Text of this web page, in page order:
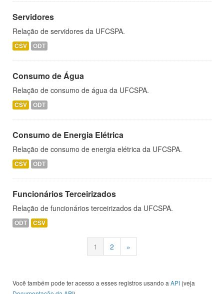
Servidores
Relação de servidores da UFCSPA.
CSV ODT
Consumo de Água
Relação de consumo de água da UFCSPA.
CSV ODT
Consumo de Energia Elétrica
Relação de consumo de energia elétrica da UFCSPA.
CSV ODT
Funcionários Terceirizados
Relação de funcionários terceirizados da UFCSPA.
ODT CSV
1 2 »
Você também pode ter acesso a esses registros usando a API (veja